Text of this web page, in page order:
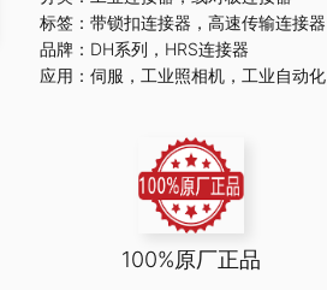
标签： 带锁扣连接器 ， 高速传输连接器
品牌： DH系列 ， HRS连接器
应用： 伺服 ， 工业照相机 ， 工业自动化
100%原厂正品